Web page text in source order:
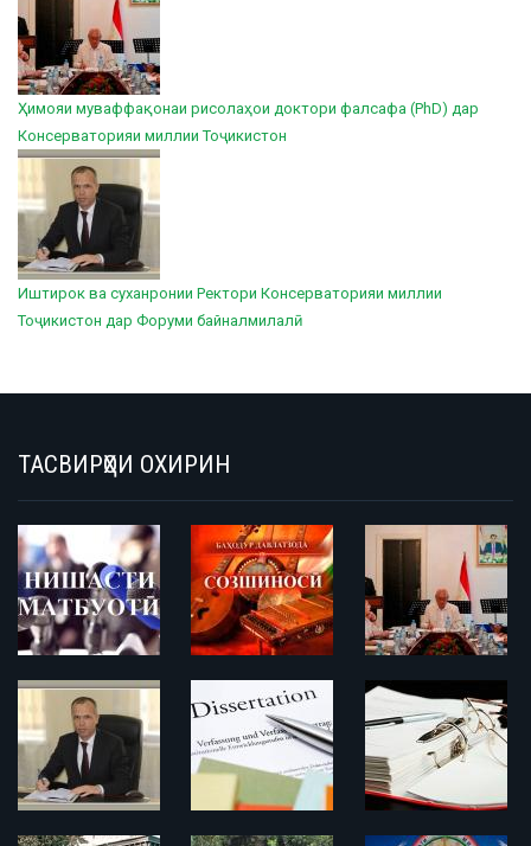
Ҳимояи муваффақонаи рисолаҳои доктори фалсафа (PhD) дар
Консерваторияи миллии Тоҷикистон
Иштирок ва суханронии Ректори Консерваторияи миллии
Тоҷикистон дар Форуми байналмилалӣ
ТАСВИРҲОИ ОХИРИН